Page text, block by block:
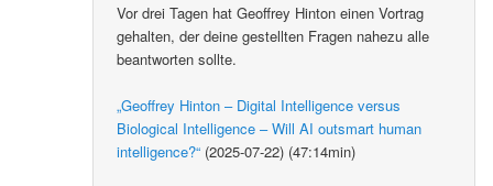
Vor drei Tagen hat Geoffrey Hinton einen Vortrag
gehalten, der deine gestellten Fragen nahezu alle
beantworten sollte.
„Geoffrey Hinton – Digital Intelligence versus
Biological Intelligence – Will AI outsmart human
intelligence?“ (2025-07-22) (47:14min)